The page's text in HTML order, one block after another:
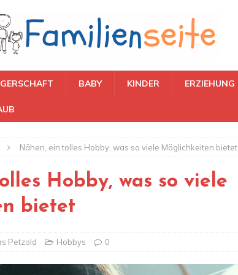
BABY KINDER ERZIEHUNG
Nähen, ein tolles Hobby, was so viele Möglichkeiten bietet
Hobby, was so viele
bietet
Petzold Hobbys 0